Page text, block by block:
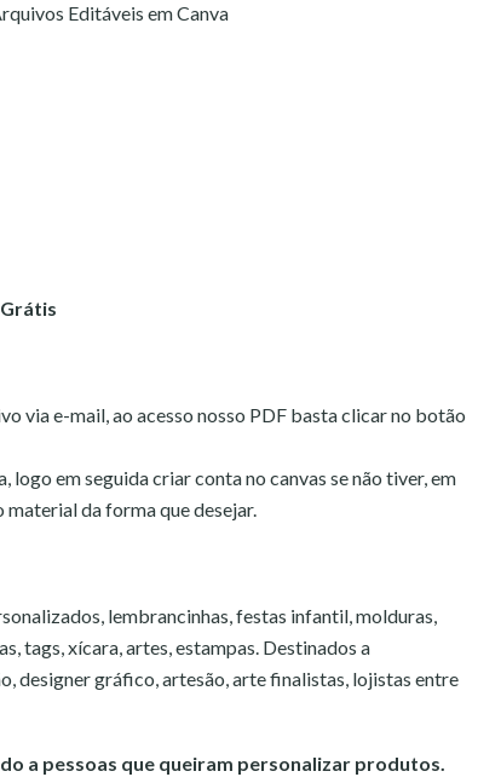
Editáveis em Canva
via e-mail, ao acesso nosso PDF basta clicar no botão
logo em seguida criar conta no canvas se não tiver, em
material da forma que desejar.
lembrancinhas, festas infantil, molduras,
tags, xícara, artes, estampas. Destinados a
designer gráfico, artesão, arte finalistas, lojistas entre
a pessoas que queiram personalizar produtos.